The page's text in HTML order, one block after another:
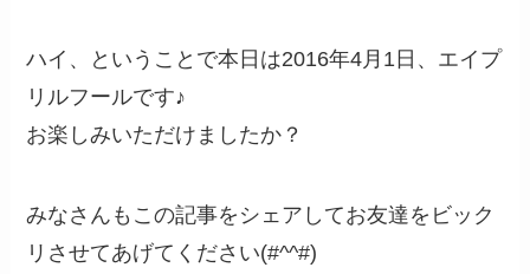
ハイ、ということで本日は2016年4月1日、エイプ
リルフールです♪
お楽しみいただけましたか？
みなさんもこの記事をシェアしてお友達をビック
リさせてあげてください(#^^#)